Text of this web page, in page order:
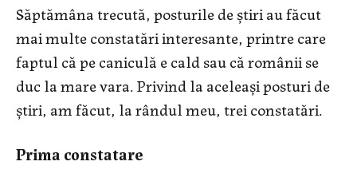
Săptămâna trecută, posturile de știri au făcut
mai multe constatări interesante, printre care
faptul că pe caniculă e cald sau că românii se
duc la mare vara. Privind la aceleași posturi de
știri, am făcut, la rândul meu, trei constatări.
Prima constatare